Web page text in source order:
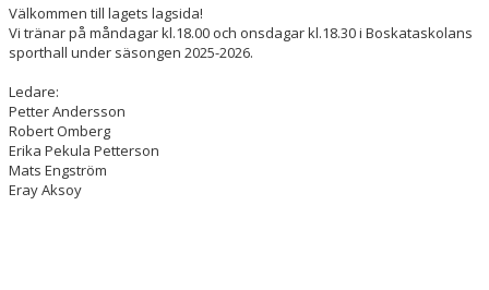
Välkommen till lagets lagsida!
Vi tränar på måndagar kl.18.00 och onsdagar kl.18.30 i Boskataskolans
sporthall under säsongen 2025-2026.
Ledare:
Petter Andersson
Robert Omberg
Erika Pekula Petterson
Mats Engström
Eray Aksoy